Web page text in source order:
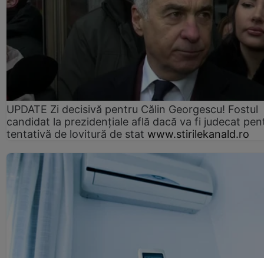
UPDATE Zi decisivă pentru Călin Georgescu! Fostul
candidat la prezidențiale află dacă va fi judecat
tentativă de lovitură de stat www.stirilekanald.ro